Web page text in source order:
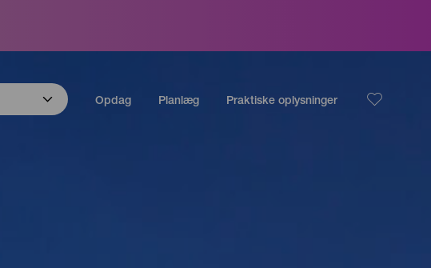
Opdag Planlæg Praktiske oplysninger